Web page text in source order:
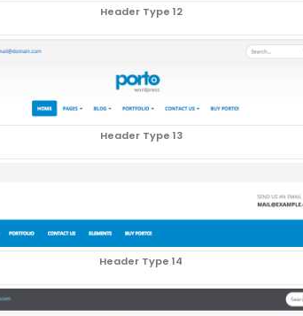
Header Type 12
Header Type 13
Header Type 14